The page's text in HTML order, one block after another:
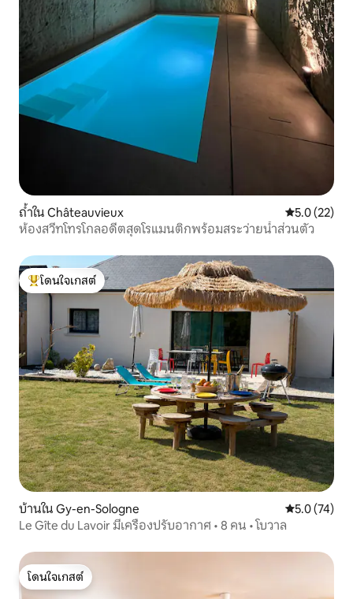
ถ้ำใน Châteauvieux คะแนนเฉลี่ย
5.0 (22)
ห้องสวีทโทรโกลอดีตสุดโรแมนติกพร้อมสระว่ายน้ำส่วนตัว
โดนใจเกสต์ที่สุด
โดนใจเกสต์
บ้านใน Gy-en-Sologne คะแนนเฉลี่ย
5.0 (74)
Le Gîte du Lavoir มีเครื่องปรับอากาศ • 8 คน • โบวาล
โดนใจเกสต์
โดนใจเกสต์